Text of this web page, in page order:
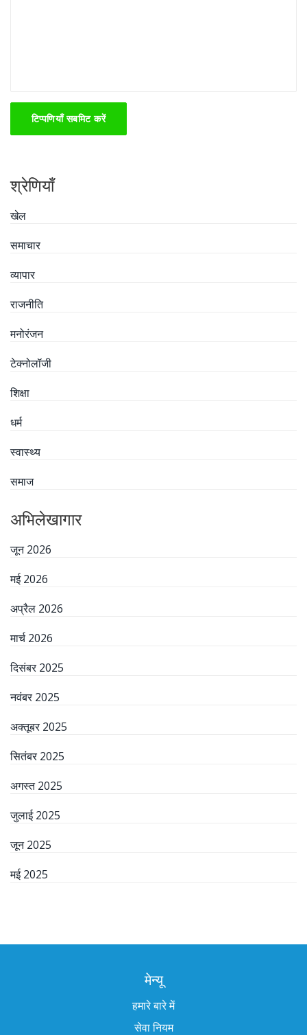
टिप्पणियाँ सबमिट करें
श्रेणियाँ
खेल
समाचार
व्यापार
राजनीति
मनोरंजन
टेक्नोलॉजी
शिक्षा
धर्म
स्वास्थ्य
समाज
अभिलेखागार
जून 2026
मई 2026
अप्रैल 2026
मार्च 2026
दिसंबर 2025
नवंबर 2025
अक्तूबर 2025
सितंबर 2025
अगस्त 2025
जुलाई 2025
जून 2025
मई 2025
मेन्यू
हमारे बारे में
सेवा नियम